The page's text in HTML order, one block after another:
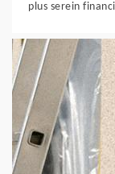
plus serein